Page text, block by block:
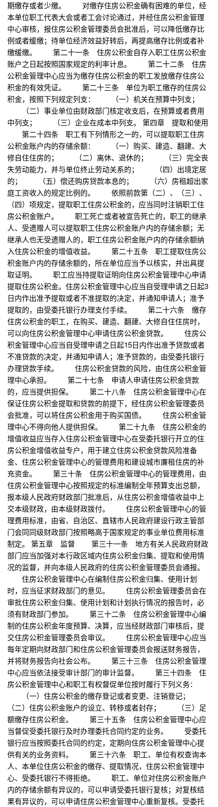
期缴存或者少缴。 对缴存住房公积金确有困难的单位，经
本单位职工代表大会或者工会讨论通过，并经住房公积金管理
中心审核，报住房公积金管理委员会批准后，可以降低缴存比
例或者缓缴；待单位经济效益好转后，再提高缴存比例或者补
缴缓缴。 第二十一条 住房公积金自存入职工住房公积金
账户之日起按照国家规定的利率计息。 第二十二条 住房
公积金管理中心应当为缴存住房公积金的职工发放缴存住房公
积金的有效凭证。 第二十三条 单位为职工缴存的住房公
积金，按照下列规定列支： （一）机关在预算中列支；
（二）事业单位由财政部门核定收支后，在预算或者费用
中列支； （三）企业在成本中列支。 第四章 提取和使用
第二十四条 职工有下列情形之一的，可以提取职工住房
公积金账户内的存储余额： （一）购买、建造、翻建、大
修自住住房的； （二）离休、退休的； （三）完全丧
失劳动能力，并与单位终止劳动关系的； （四）出境定居
的； （五）偿还购房贷款本息的； （六）房租超出家
庭工资收入的规定比例的。 依照前款第（二）、（三）、
（四）项规定，提取职工住房公积金的，应当同时注销职工住
房公积金账户。 职工死亡或者被宣告死亡的，职工的继承
人、受遗赠人可以提取职工住房公积金账户内的存储余额；无
继承人也无受遗赠人的，职工住房公积金账户内的存储余额纳
入住房公积金的增值收益。 第二十五条 职工提取住房公
积金账户内的存储余额的，所在单位应当予以核实，并出具提
取证明。 职工应当持提取证明向住房公积金管理中心申请
提取住房公积金。住房公积金管理中心应当自受理申请之日起3
日内作出准予提取或者不准提取的决定，并通知申请人；准予
提取的，由受委托银行办理支付手续。 第二十六条 缴存
住房公积金的职工，在购买、建造、翻建、大修自住住房时，
可以向住房公积金管理中心申请住房公积金贷款。 住房公
积金管理中心应当自受理申请之日起15日内作出准予贷款或者
不准贷款的决定，并通知申请人；准予贷款的，由受委托银行
办理贷款手续。 住房公积金贷款的风险，由住房公积金管
理中心承担。 第二十七条 申请人申请住房公积金贷款
的，应当提供担保。 第二十八条 住房公积金管理中心在
保证住房公积金提取和贷款的前提下，经住房公积金管理委员
会批准，可以将住房公积金用于购买国债。 住房公积金管
理中心不得向他人提供担保。 第二十九条 住房公积金的
增值收益应当存入住房公积金管理中心在受委托银行开立的住
房公积金增值收益专户，用于建立住房公积金贷款风险准备
金、住房公积金管理中心的管理费用和建设城市廉租住房的补
充资金。 第三十条 住房公积金管理中心的管理费用，由
住房公积金管理中心按照规定的标准编制全年预算支出总额，
报本级人民政府财政部门批准后，从住房公积金增值收益中上
交本级财政，由本级财政拨付。 住房公积金管理中心的管
理费用标准，由省、自治区、直辖市人民政府建设行政主管部
门会同同级财政部门按照略高于国家规定的事业单位费用标准
制定。 第五章 监督 第三十一条 地方有关人民政府财政
部门应当加强对本行政区域内住房公积金归集、提取和使用情
况的监督，并向本级人民政府的住房公积金管理委员会通报。
住房公积金管理中心在编制住房公积金归集、使用计划
时，应当征求财政部门的意见。 住房公积金管理委员会在
审批住房公积金归集、使用计划和计划执行情况的报告时，必
须有财政部门参加。 第三十二条 住房公积金管理中心编
制的住房公积金年度预算、决算，应当经财政部门审核后，提
交住房公积金管理委员会审议。 住房公积金管理中心应当
每年定期向财政部门和住房公积金管理委员会报送财务报告，
并将财务报告向社会公布。 第三十三条 住房公积金管理
中心应当依法接受审计部门的审计监督。 第三十四条 住
房公积金管理中心和职工有权督促单位按时履行下列义务：
（一）住房公积金的缴存登记或者变更、注销登记；
（二）住房公积金账户的设立、转移或者封存； （三）足
额缴存住房公积金。 第三十五条 住房公积金管理中心应
当督促受委托银行及时办理委托合同约定的业务。 受委托
银行应当按照委托合同的约定，定期向住房公积金管理中心提
供有关的业务资料。 第三十六条 职工、单位有权查询本
人、本单位住房公积金的缴存、提取情况，住房公积金管理中
心、受委托银行不得拒绝。 职工、单位对住房公积金账户
内的存储余额有异议的，可以申请受委托银行复核；对复核结
果有异议的，可以申请住房公积金管理中心重新复核。受委托